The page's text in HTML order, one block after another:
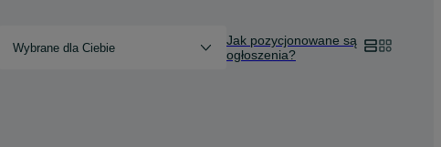
Wybrane dla Ciebie
Jak pozycjonowane są
ogłoszenia?